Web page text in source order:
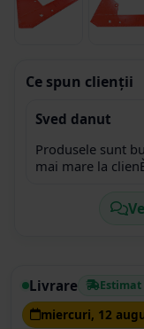
Ce spun clienții
Sved danut
Produsele sunt bune, ar
mai mare la
Livrare
miercuri, 12